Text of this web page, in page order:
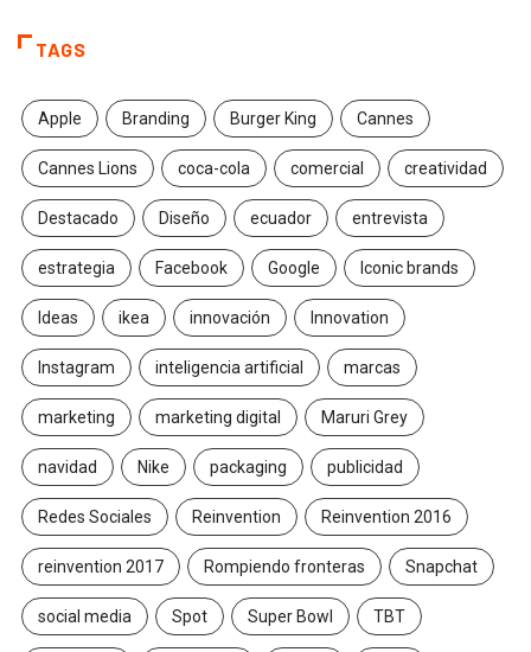
TAGS
Apple Branding Burger King Cannes
Cannes Lions coca-cola comercial creatividad
Destacado Diseño ecuador entrevista
estrategia Facebook Google Iconic brands
Ideas ikea innovación Innovation
Instagram inteligencia artificial marcas
marketing marketing digital Maruri Grey
navidad Nike packaging publicidad
Redes Sociales Reinvention Reinvention 2016
reinvention 2017 Rompiendo fronteras Snapchat
social media Spot Super Bowl TBT